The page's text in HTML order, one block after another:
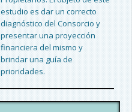
estudio es dar un correcto
diagnóstico del Consorcio y
presentar una proyección
financiera del mismo y
brindar una guía de
prioridades.